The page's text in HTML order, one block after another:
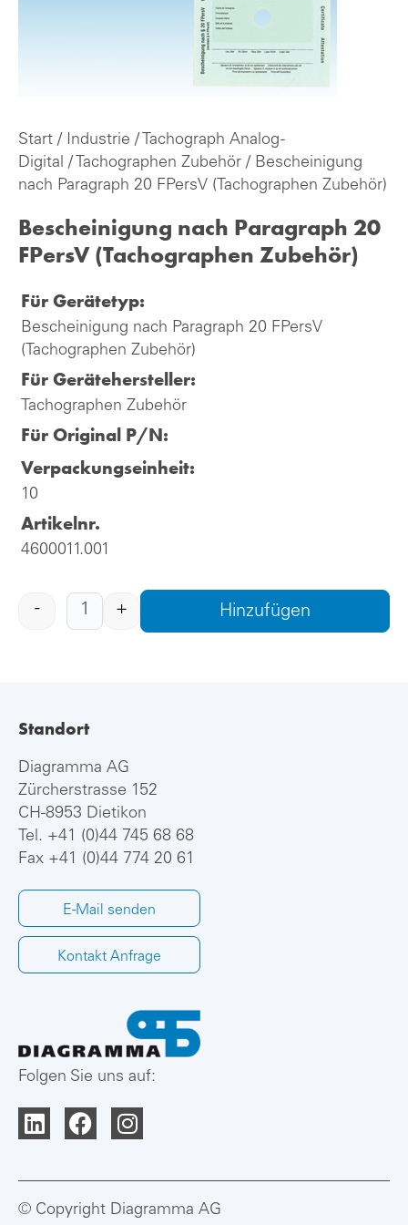
Start / Industrie / Tachograph Analog -
Digital / Tachographen Zubehör / Bescheinigung
nach Paragraph 20 FPersV (Tachographen Zubehör)
Bescheinigung nach Paragraph 20
FPersV (Tachographen Zubehör)
Für Gerätetyp:
Bescheinigung nach Paragraph 20 FPersV
(Tachographen Zubehör)
Für Gerätehersteller:
Tachographen Zubehör
Für Original P/N:
Verpackungseinheit:
10
Artikelnr.
4600011.001
- + Hinzufügen
Standort
Diagramma AG
Zürcherstrasse 152
CH-8953 Dietikon
Tel. +41 (0)44 745 68 68
Fax +41 (0)44 774 20 61
E-Mail senden
Kontakt Anfrage
Folgen Sie uns auf:
© Copyright Diagramma AG